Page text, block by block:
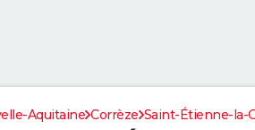
Aquitaine Corrèze Saint-Étienne-la-